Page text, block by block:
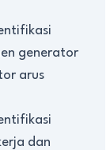
generator
arus
dan